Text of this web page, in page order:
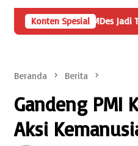
Konten Spesial
BUMDes Jadi Tanda Tanya,
Beranda Berita
Gandeng PMI
Aksi